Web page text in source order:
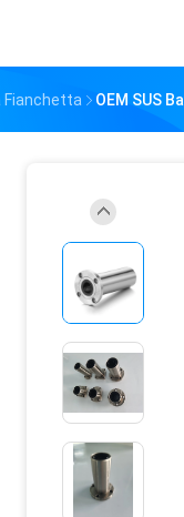
Fianchetta OEM SUS